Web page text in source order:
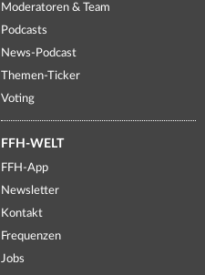
Moderatoren & Team
Podcasts
News-Podcast
Themen-Ticker
Voting
FFH-WELT
FFH-App
Newsletter
Kontakt
Frequenzen
Jobs